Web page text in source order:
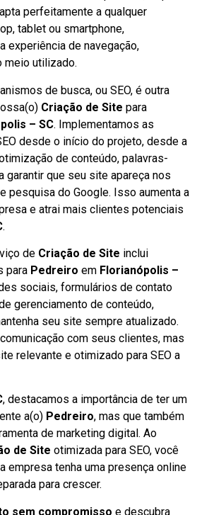
perfeitamente a qualquer
tablet ou smartphone,
experiência de navegação,
meio utilizado.
de busca, ou SEO, é outra
Criação de Site para
– SC. Implementamos as
desde o início do projeto, desde a
de conteúdo, palavras-
garantir que seu site apareça nos
pesquisa do Google. Isso aumenta a
e atrai mais clientes potenciais
.
de Criação de Site inclui
para Pedreiro em Florianópolis –
sociais, formulários de contato
gerenciamento de conteúdo,
seu site sempre atualizado.
com seus clientes, mas
relevante e otimizado para SEO a
, destacamos a importância de ter um
a(o) Pedreiro, mas que também
de marketing digital. Ao
de Site otimizada para SEO, você
empresa tenha uma presença online
para crescer.
sem compromisso e descubra